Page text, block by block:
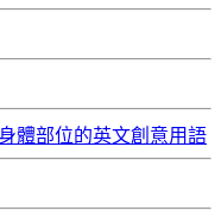
體部位的英文創意用語